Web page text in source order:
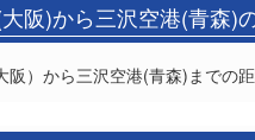
阪)から三沢空港(青森)
阪）から三沢空港(青森)までの